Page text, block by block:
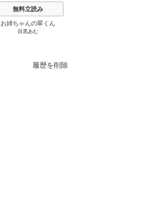
無料立読み
お姉ちゃんの翠くん
目黒あむ
履歴を削除